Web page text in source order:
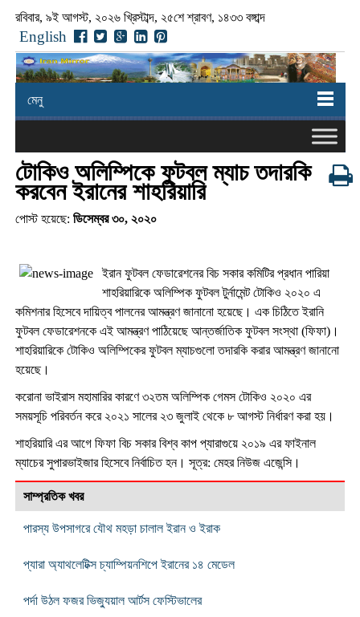
রবিবার, ৯ই আগস্ট, ২০২৬ খ্রিস্টাব্দ, ২৫শে শ্রাবণ, ১৪৩৩ বঙ্গাব্দ
English
মেনু
টোকিও অলিম্পিকে ফুটবল ম্যাচ তদারকি
করবেন ইরানের শাহরিয়ারি
পোস্ট হয়েছে: ডিসেম্বর ৩০, ২০২০
ইরান ফুটবল ফেডারেশনের বিচ সকার কমিটির প্রধান পারিয়া
শাহরিয়ারিকে অলিম্পিক ফুটবল টুর্নামেন্ট টোকিও ২০২০ এ
কমিশনার হিসেবে দায়িত্ব পালনের আমন্ত্রণ জানানো হয়েছে। এক চিঠিতে ইরানি
ফুটবল ফেডারেশনকে এই আমন্ত্রণ পাঠিয়েছে আন্তর্জাতিক ফুটবল সংস্থা (ফিফা)।
শাহরিয়ারিকে টোকিও অলিম্পিকের ফুটবল ম্যাচগুলো তদারকি করার আমন্ত্রণ জানানো
হয়েছে।
করোনা ভাইরাস মহামারির কারণে ৩২তম অলিম্পিক গেমস টোকিও ২০২০ এর
সময়সূচি পরিবর্তন করে ২০২১ সালের ২৩ জুলাই থেকে ৮ আগস্ট নির্ধারণ করা হয়।
শাহরিয়ারি এর আগে ফিফা বিচ সকার বিশ্ব কাপ প্যারাগুয়ে ২০১৯ এর ফাইনাল
ম্যাচের সুপারভাইজার হিসেবে নির্বাচিত হন। সূত্র: মেহর নিউজ এজেন্সি।
সাম্প্রতিক খবর
পারস্য উপসাগরে যৌথ মহড়া চালাল ইরান ও ইরাক
প্যারা অ্যাথলেটিক্স চ্যাম্পিয়নশিপে ইরানের ১৪ মেডেল
পর্দা উঠল ফজর ভিজ্যুয়াল আর্টস ফেস্টিভালের